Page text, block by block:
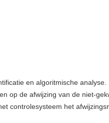
en algoritmische analyse.
op de afwijzing van de niet-
controlesysteem het